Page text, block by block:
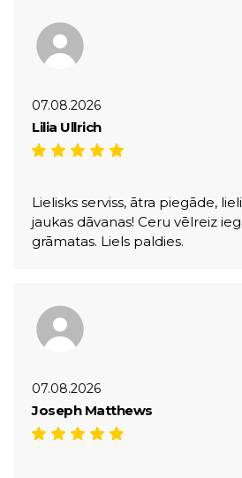
07.08.2026
Lilia Ullrich
Lielisks serviss, ātra piegāde,
jaukas dāvanas! Ceru vēlreiz
grāmatas. Liels paldies.
07.08.2026
Joseph Matthews